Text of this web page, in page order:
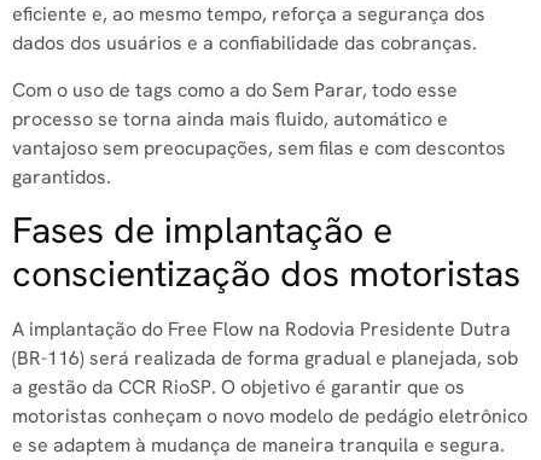
eficiente e, ao mesmo tempo, reforça a segurança dos
dados dos usuários e a confiabilidade das cobranças.
Com o uso de tags como a do Sem Parar, todo esse
processo se torna ainda mais fluido, automático e
vantajoso sem preocupações, sem filas e com descontos
garantidos.
Fases de implantação e
conscientização dos motoristas
A implantação do Free Flow na Rodovia Presidente Dutra
(BR-116) será realizada de forma gradual e planejada, sob
a gestão da CCR RioSP. O objetivo é garantir que os
motoristas conheçam o novo modelo de pedágio eletrônico
e se adaptem à mudança de maneira tranquila e segura.